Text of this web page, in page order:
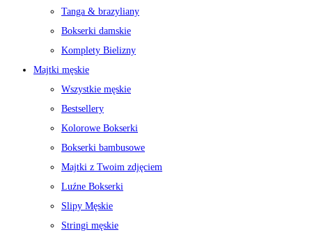
Tanga & brazyliany
Bokserki damskie
Komplety Bielizny
Majtki męskie
Wszystkie męskie
Bestsellery
Kolorowe Bokserki
Bokserki bambusowe
Majtki z Twoim zdjęciem
Luźne Bokserki
Slipy Męskie
Stringi męskie